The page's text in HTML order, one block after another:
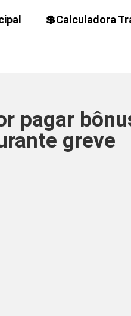
💲Calculadora
pagar
greve